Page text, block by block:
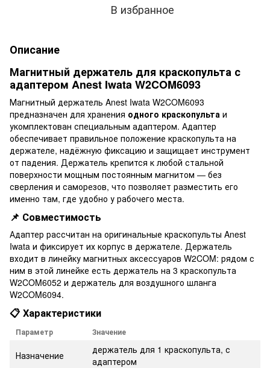
В избранное
Описание
Магнитный держатель для краскопульта с
адаптером Anest Iwata W2COM6093
Магнитный держатель Anest Iwata W2COM6093
предназначен для хранения одного краскопульта и
укомплектован специальным адаптером. Адаптер
обеспечивает правильное положение краскопульта на
держателе, надёжную фиксацию и защищает инструмент
от падения. Держатель крепится к любой стальной
поверхности мощным постоянным магнитом — без
сверления и саморезов, что позволяет разместить его
именно там, где удобно у рабочего места.
📌 Совместимость
Адаптер рассчитан на оригинальные краскопульты Anest
Iwata и фиксирует их корпус в держателе. Держатель
входит в линейку магнитных аксессуаров W2COM: рядом с
ним в этой линейке есть держатель на 3 краскопульта
W2COM6052 и держатель для воздушного шланга
W2COM6094.
📋 Характеристики
Параметр Значение
Назначение
держатель для 1 краскопульта, с
адаптером